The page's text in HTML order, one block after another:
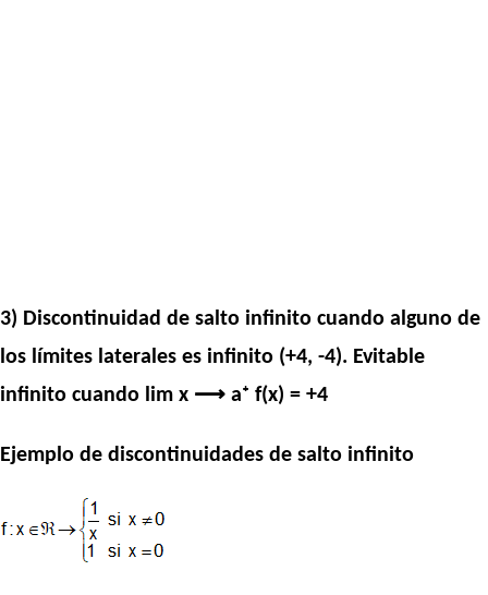
3) Discontinuidad de salto infinito cuando alguno de
los límites laterales es infinito (+4, -4). Evitable
infinito cuando lim x ⟶ a⁺ f(x) = +4
Ejemplo de discontinuidades de salto infinito